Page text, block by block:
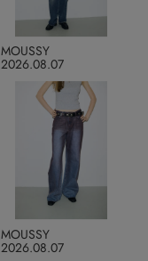
2026.08.07
MOUSSY
2026.08.07
MOUSSY